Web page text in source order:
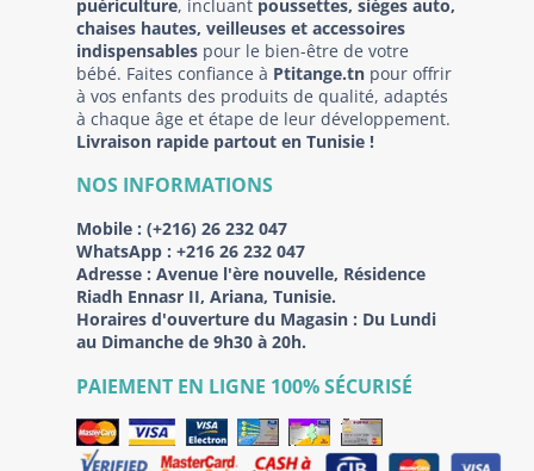
puériculture, incluant poussettes, sièges auto,
chaises hautes, veilleuses et accessoires
indispensables pour le bien-être de votre
bébé. Faites confiance à Ptitange.tn pour offrir
à vos enfants des produits de qualité, adaptés
à chaque âge et étape de leur développement.
Livraison rapide partout en Tunisie !
NOS INFORMATIONS
Mobile : (+216) 26 232 047
WhatsApp : +216 26 232 047
Adresse : Avenue l'ère nouvelle, Résidence
Riadh Ennasr II, Ariana, Tunisie.
Horaires d'ouverture du Magasin : Du Lundi
au Dimanche de 9h30 à 20h.
PAIEMENT EN LIGNE 100% SÉCURISÉ